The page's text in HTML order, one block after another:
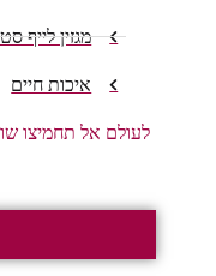
מגזין לייף
איכות חיים
לעולם אל תחמיצו